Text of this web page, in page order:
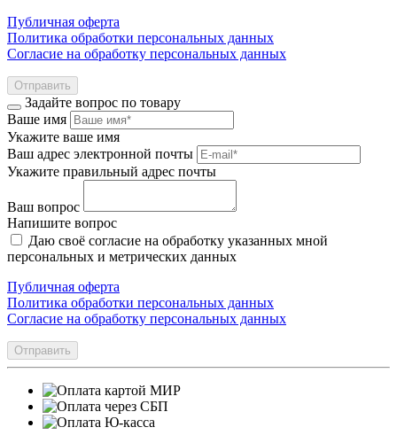
Публичная оферта
Политика обработки персональных данных
Согласие на обработку персональных данных
Отправить
Задайте вопрос по товару
Ваше имя
Укажите ваше имя
Ваш адрес электронной почты
Укажите правильный адрес почты
Ваш вопрос
Напишите вопрос
Даю своё согласие на обработку указанных мной
персональных и метрических данных
Публичная оферта
Политика обработки персональных данных
Согласие на обработку персональных данных
Отправить